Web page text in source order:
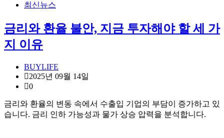
최신뉴스
금리와 환율 불안, 지금 투자해야 할 세 가
지 이유
BUYLIFE
2025년 09월 14일
0
금리와 환율의 변동 속에서 수출입 기업의 부담이 증가하고 있
습니다. 금리 인하 가능성과 물가 상승 압력을 분석합니다.